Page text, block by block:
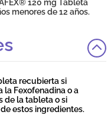
120 mg Tableta
menores de 12 años.
recubierta si
la Fexofenadina o a
de la tableta o si
estos ingredientes.